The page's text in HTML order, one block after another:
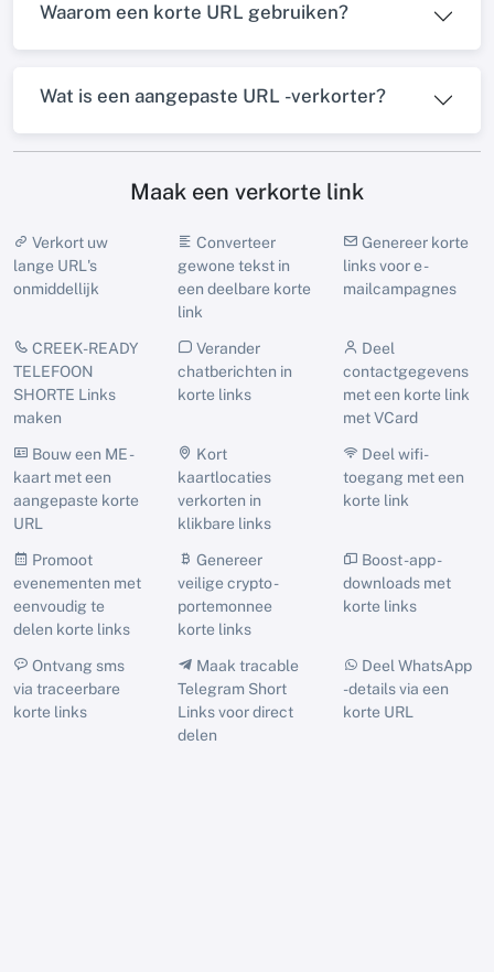
Waarom een ​​korte URL gebruiken?
Wat is een aangepaste URL -verkorter?
Maak een verkorte link
Verkort uw
lange URL's
onmiddellijk
Converteer
gewone tekst in
een deelbare korte
link
Genereer korte
links voor e -
mailcampagnes
CREEK-READY
TELEFOON
SHORTE Links
maken
Verander
chatberichten in
korte links
Deel
contactgegevens
met een korte link
met VCard
Bouw een ME -
kaart met een
aangepaste korte
URL
Kort
kaartlocaties
verkorten in
klikbare links
Deel wifi-
toegang met een
korte link
Promoot
evenementen met
eenvoudig te
delen korte links
Genereer
veilige crypto -
portemonnee
korte links
Boost -app -
downloads met
korte links
Ontvang sms
via traceerbare
korte links
Maak tracable
Telegram Short
Links voor direct
delen
Deel WhatsApp
-details via een
korte URL